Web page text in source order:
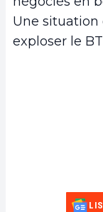
Une
exploser le